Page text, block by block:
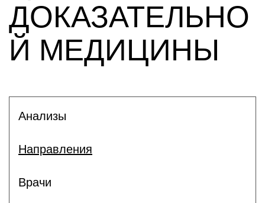
ДОКАЗАТЕЛЬНО
Й МЕДИЦИНЫ
Анализы
Направления
Врачи